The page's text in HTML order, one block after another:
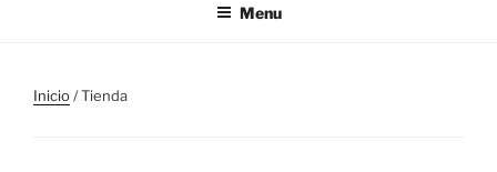
Menu
Inicio/ Tienda